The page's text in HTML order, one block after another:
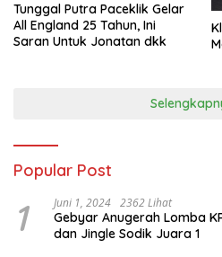
Tunggal Putra Paceklik Gelar
All England 25 Tahun, Ini
Saran Untuk Jonatan dkk
Popular Post
1 Juni 1, 2024 2362 Lihat
Gebyar Anugerah Lomba
dan Jingle Sodik Juara 1